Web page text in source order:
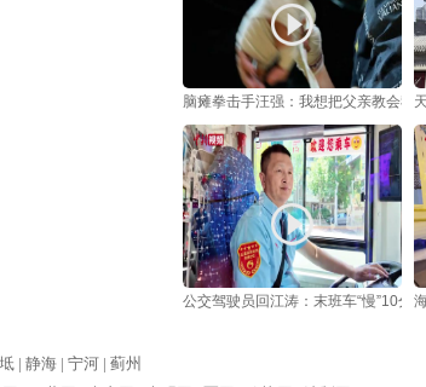
脑瘫拳击手汪强：我想把父亲教会我
公交驾驶员回江涛：末班车“慢”10分
|静海 |宁河 |蓟州